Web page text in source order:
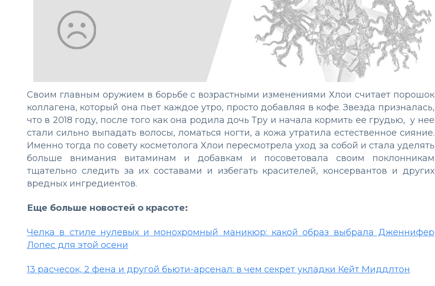
Своим главным оружием в борьбе с возрастными изменениями Хлои считает порошок
коллагена, который она пьет каждое утро, просто добавляя в кофе. Звезда призналась,
что в 2018 году, после того как она родила дочь Тру и начала кормить ее грудью, у нее
стали сильно выпадать волосы, ломаться ногти, а кожа утратила естественное сияние.
Именно тогда по совету косметолога Хлои пересмотрела уход за собой и стала уделять
больше внимания витаминам и добавкам и посоветовала своим поклонникам
тщательно следить за их составами и избегать красителей, консервантов и других
вредных ингредиентов.
Еще больше новостей о красоте:
Челка в стиле нулевых и монохромный маникюр: какой образ выбрала Дженнифер
Лопес для этой осени
13 расчесок, 2 фена и другой бьюти-арсенал: в чем секрет укладки Кейт Миддлтон